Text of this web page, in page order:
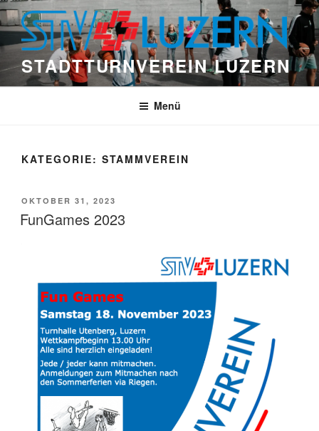
Zum
Inhalt
springen
STADTTURNVEREIN LUZERN
Menü
KATEGORIE: STAMMVEREIN
VERÖFFENTLICHT
AM
OKTOBER 31, 2023
FunGames 2023